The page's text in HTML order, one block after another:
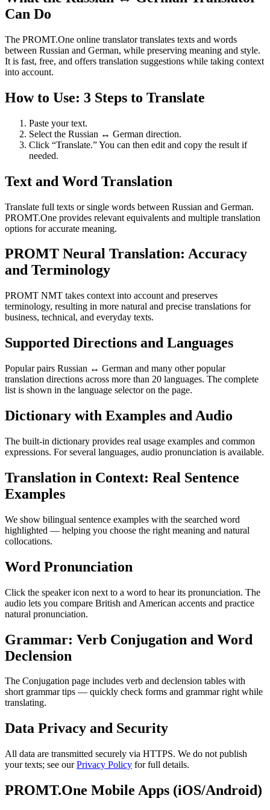
Can Do
The PROMT.One online translator translates texts and words
between Russian and German, while preserving meaning and style.
It is fast, free, and offers translation suggestions while taking context
into account.
How to Use: 3 Steps to Translate
Paste your text.
Select the Russian ↔ German direction.
Click “Translate.” You can then edit and copy the result if
needed.
Text and Word Translation
Translate full texts or single words between Russian and German.
PROMT.One provides relevant equivalents and multiple translation
options for accurate meaning.
PROMT Neural Translation: Accuracy
and Terminology
PROMT NMT takes context into account and preserves
terminology, resulting in more natural and precise translations for
business, technical, and everyday texts.
Supported Directions and Languages
Popular pairs Russian ↔ German and many other popular
translation directions across more than 20 languages. The complete
list is shown in the language selector on the page.
Dictionary with Examples and Audio
The built-in dictionary provides real usage examples and common
expressions. For several languages, audio pronunciation is available.
Translation in Context: Real Sentence
Examples
We show bilingual sentence examples with the searched word
highlighted — helping you choose the right meaning and natural
collocations.
Word Pronunciation
Click the speaker icon next to a word to hear its pronunciation. The
audio lets you compare British and American accents and practice
natural pronunciation.
Grammar: Verb Conjugation and Word
Declension
The Conjugation page includes verb and declension tables with
short grammar tips — quickly check forms and grammar right while
translating.
Data Privacy and Security
All data are transmitted securely via HTTPS. We do not publish
your texts; see ourPrivacy Policy for full details.
PROMT.One Mobile Apps (iOS/Android)